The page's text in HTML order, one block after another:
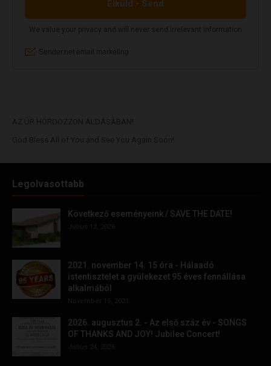
Legolvasottabb
Következő eseményeink / SAVE THE DATE!
2021. november 14. 15 óra - Hálaadó
istentisztelet a gyülekezet 95 éves fennállása
alkalmából
2026. augusztus 2. - Az első száz év - SONGS
OF THANKS AND JOY! Jubilee Concert!